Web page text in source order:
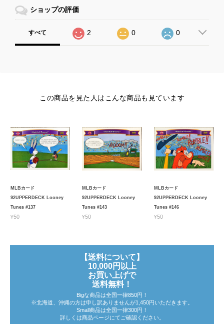
ショップの評価
すべて 2 0 0
この商品を見た人はこんな商品も見ています
MLBカード
92UPPERDECK Looney
Tunes #137
¥50
MLBカード
92UPPERDECK Looney
Tunes #143
¥50
MLBカード
92UPPERDECK Looney
Tunes #146
¥50
【送料について】
10,000円以上
お買い上げで
送料無料！
Bigな商品は全国一律850円！
※北海道、沖縄の方は申し訳ありませんが1,450円いただきます。
Small商品は全国一律300円！
詳しくは商品ページにてご確認ください。